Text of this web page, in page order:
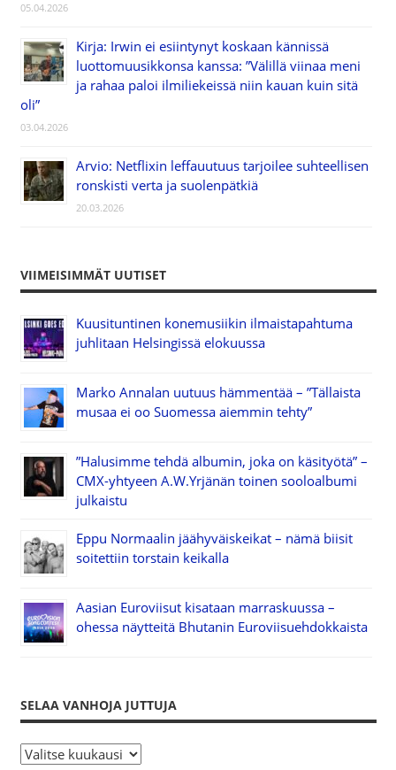
05.04.2026
Kirja: Irwin ei esiintynyt koskaan kännissä
luottomuusikkonsa kanssa: ”Välillä viinaa meni
ja rahaa paloi ilmiliekeissä niin kauan kuin sitä
oli”
03.04.2026
Arvio: Netflixin leffauutuus tarjoilee suhteellisen
ronskisti verta ja suolenpätkiä
20.03.2026
VIIMEISIMMÄT UUTISET
Kuusituntinen konemusiikin ilmaistapahtuma
juhlitaan Helsingissä elokuussa
Marko Annalan uutuus hämmentää – ”Tällaista
musaa ei oo Suomessa aiemmin tehty”
”Halusimme tehdä albumin, joka on käsityötä” –
CMX-yhtyeen A.W.Yrjänän toinen sooloalbumi
julkaistu
Eppu Normaalin jäähyväiskeikat – nämä biisit
soitettiin torstain keikalla
Aasian Euroviisut kisataan marraskuussa –
ohessa näytteitä Bhutanin Euroviisuehdokkaista
SELAA VANHOJA JUTTUJA
S